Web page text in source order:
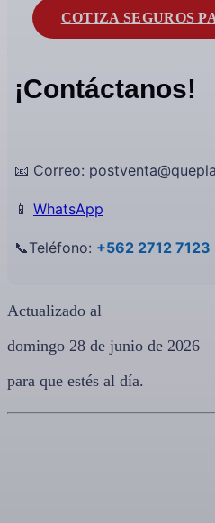
COTIZA SEGUROS
¡Contáctanos!
📧 Correo:
📱 WhatsApp
📞Teléfono: +562 2712 7123
Actualizado al
domingo 28 de junio de 2026
para que estés al día.